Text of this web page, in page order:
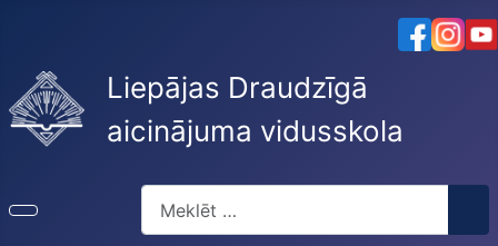
Liepājas Draudzīgā
aicinājuma vidusskola